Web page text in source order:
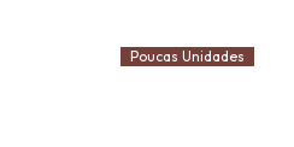
Poucas Unidades